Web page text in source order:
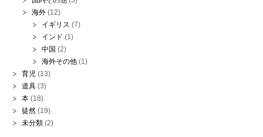
海外 (12)
イギリス (7)
インド (1)
中国 (2)
海外その他 (1)
育児 (13)
道具 (3)
本 (18)
徒然 (19)
未分類 (2)